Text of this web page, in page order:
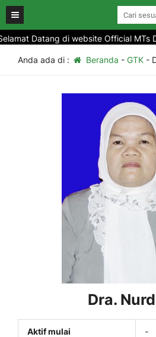
Datang di website Official MTs
Anda ada di : Beranda - GTK-
Dra.
Aktif mulai -